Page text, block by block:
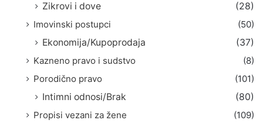
Zikrovi i dove
(28)
Imovinski postupci
(50)
Ekonomija/Kupoprodaja
(37)
Kazneno pravo i sudstvo
(8)
Porodično pravo
(101)
Intimni odnosi/Brak
(80)
Propisi vezani za žene
(109)